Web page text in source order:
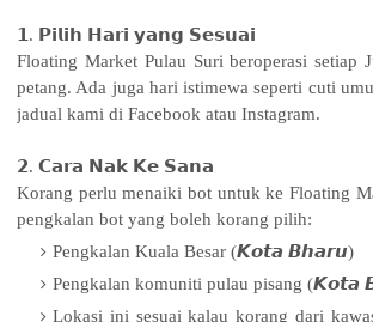
𝟭. 𝗣𝗶𝗹𝗶𝗵 𝗛𝗮𝗿𝗶 𝘆𝗮𝗻𝗴 𝗦𝗲𝘀𝘂𝗮𝗶
Floating Market Pulau Suri beroperasi
petang. Ada juga hari istimewa seperti cuti
jadual kami di Facebook atau Instagram.
𝟮. 𝗖𝗮𝗿𝗮 𝗡𝗮𝗸 𝗞𝗲 𝗦𝗮𝗻𝗮
Korang perlu menaiki bot untuk ke Floating
pengkalan bot yang boleh korang pilih:
Pengkalan Kuala Besar (𝙆𝙤𝙩𝙖 𝘽𝙝𝙖𝙧𝙪)
Pengkalan komuniti pulau pisang
Lokasi ini sesuai kalau korang dari